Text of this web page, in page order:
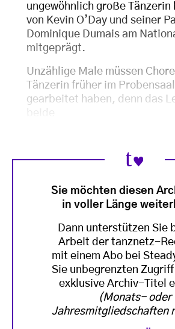
ungewöhnlich große Tänzerin
von Kevin O’Day und seiner
Dominique Dumais am
mitgeprägt.
Unzählige Male müssen
Tänzerin früher im
gearbeitet haben, denn das
beide
Sie möchten diesen
in voller Länge
Dann unterstützen Sie
Arbeit der tanznetz-
mit einem Abo bei
Sie unbegrenzten
exklusive Archiv-Titel
(Monats- oder
Jahresmitgliedschaften